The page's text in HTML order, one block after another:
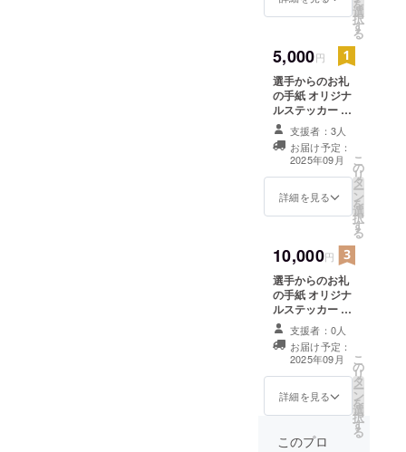
を
選
択
す
る
5,000円
選手からのお礼
の手紙 オリジナ
ルステッカー ・
詳細は決まり次
第ご連絡します
支援者：3人
お届け予定：
2025年09月
詳細を見る
こ
の
リ
タ
ー
ン
を
選
択
す
る
10,000円
選手からのお礼
の手紙 オリジナ
ルステッカー ・
詳細は決まり次
第ご連絡します
オリジナルキー
ホルダー ・商品
サイズ：約
5cm×3cm
支援者：0人
お届け予定：
2025年09月
詳細を見る
こ
の
リ
タ
ー
ン
を
選
択
す
る
このプロ